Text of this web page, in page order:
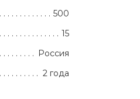
500
15
Россия
2 года